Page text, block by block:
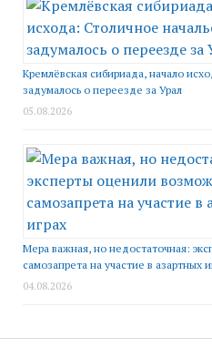
Кремлёвская сибириада, начало
задумалось о переезде за Урал
05.08.2026
Мера важная, но недостаточная:
самозапрета на участие в азартных
04.08.2026